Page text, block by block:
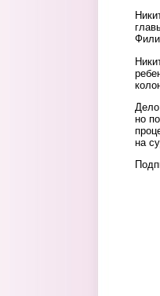
но
на